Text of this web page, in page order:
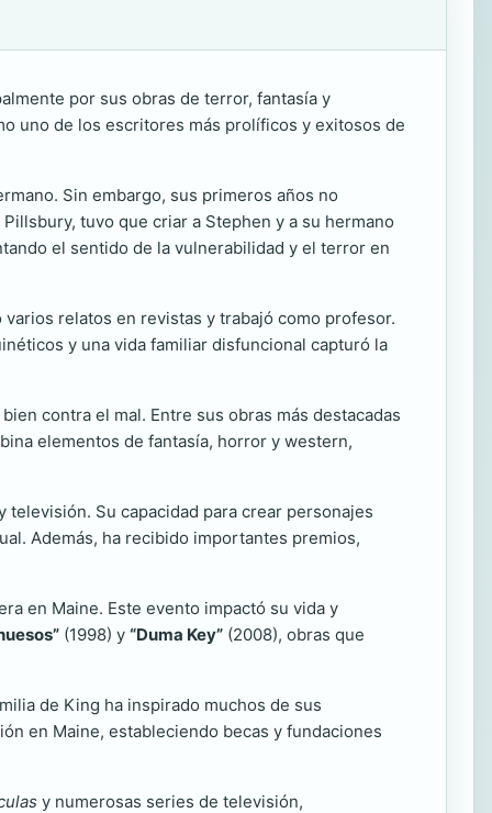
por sus obras de terror, fantasía y
uno de los escritores más prolíficos y exitosos de
Sin embargo, sus primeros años no
tuvo que criar a Stephen y a su hermano
el sentido de la vulnerabilidad y el terror en
relatos en revistas y trabajó como profesor.
y una vida familiar disfuncional capturó la
contra el mal. Entre sus obras más destacadas
elementos de fantasía, horror y western,
Su capacidad para crear personajes
Además, ha recibido importantes premios,
en Maine. Este evento impactó su vida y
(1998) y “Duma Key” (2008), obras que
de King ha inspirado muchos de sus
en Maine, estableciendo becas y fundaciones
y numerosas series de televisión,